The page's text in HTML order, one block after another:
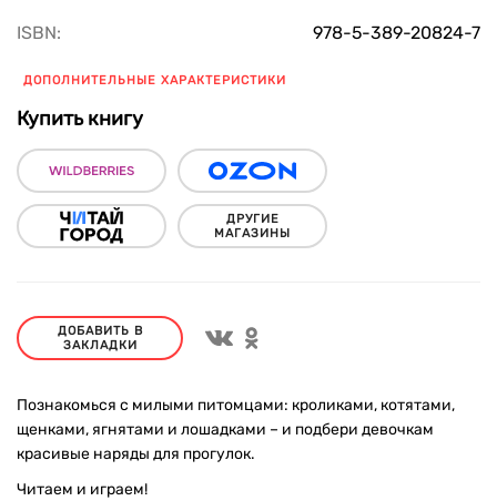
ISBN: 978-5-389-20824-7
ДОПОЛНИТЕЛЬНЫЕ ХАРАКТЕРИСТИКИ
Купить книгу
ДРУГИЕ
МАГАЗИНЫ
ДОБАВИТЬ В
ЗАКЛАДКИ
Познакомься с милыми питомцами: кроликами, котятами,
щенками, ягнятами и лошадками – и подбери девочкам
красивые наряды для прогулок.
Читаем и играем!